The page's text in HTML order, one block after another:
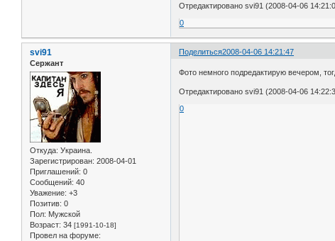
Отредактировано svi91 (2008-04-06
0
Поделиться2008-04-06 14:21:47
svi91
Сержант
Откуда: Украина.
Зарегистрирован: 2008-04-01
Приглашений: 0
Сообщений: 40
Уважение: +3
Позитив: 0
Пол: Мужской
Возраст: 34 [1991-10-18]
Провел на форуме:
Фото немного подредактирую вечером,
Отредактировано svi91 (2008-04-06
0